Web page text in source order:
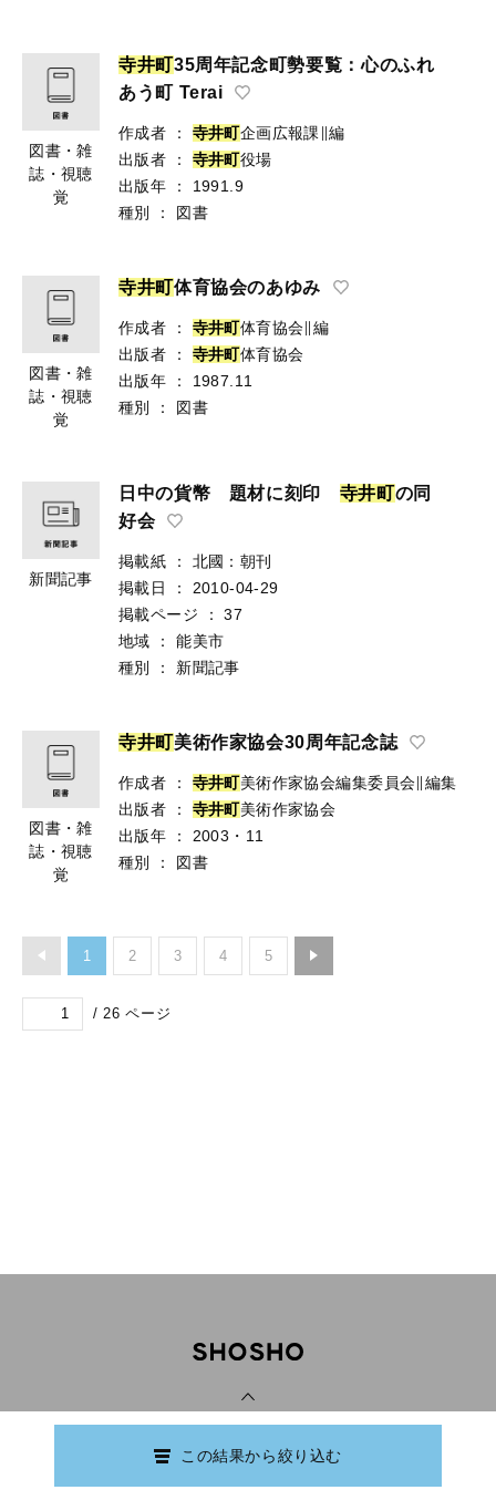
図書・雑
誌・視聴
覚
寺井町35周年記念町勢要覧：心のふれ
あう町 Terai
作成者 ： 寺井町企画広報課∥編
出版者
： 寺井町役場
出版年
：
1991.9
種別
： 図書
図書・雑
誌・視聴
覚
寺井町体育協会のあゆみ
作成者 ： 寺井町体育協会∥編
出版者
： 寺井町体育協会
出版年
：
1987.11
種別
： 図書
新聞記事
日中の貨幣 題材に刻印 寺井町の同
好会
掲載紙 ：
北國：朝刊
掲載日
：
2010-04-29
掲載ページ
：
37
地域
：
能美市
種別
： 新聞記事
図書・雑
誌・視聴
覚
寺井町美術作家協会30周年記念誌
作成者 ： 寺井町美術作家協会編集委員会∥編集
出版者
： 寺井町美術作家協会
出版年
：
2003・11
種別
： 図書
1 2 3 4 5
/ 26 ページ
この結果から絞り込む
Copyright © Ishikawa Prefectural Library.